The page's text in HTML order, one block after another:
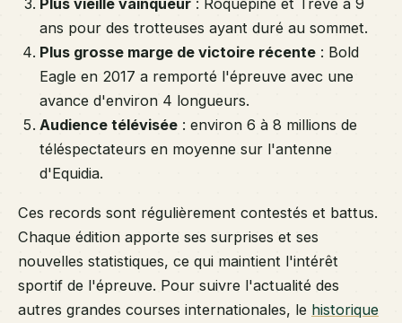
Plus vieille vainqueur : Roquépine et Treve à 9
ans pour des trotteuses ayant duré au sommet.
Plus grosse marge de victoire récente : Bold
Eagle en 2017 a remporté l'épreuve avec une
avance d'environ 4 longueurs.
Audience télévisée : environ 6 à 8 millions de
téléspectateurs en moyenne sur l'antenne
d'Equidia.
Ces records sont régulièrement contestés et battus.
Chaque édition apporte ses surprises et ses
nouvelles statistiques, ce qui maintient l'intérêt
sportif de l'épreuve. Pour suivre l'actualité des
autres grandes courses internationales, le historique